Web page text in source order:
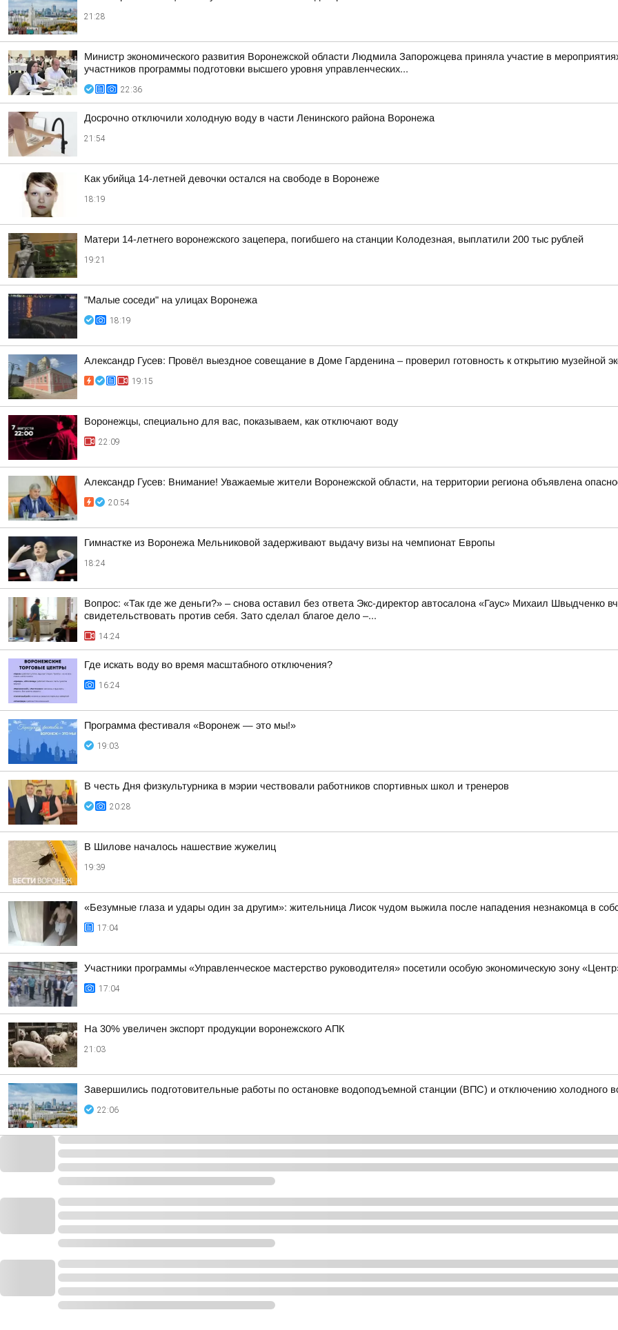
21:28
Министр экономического развития Воронежской области Людмила Запорожцева приняла участие в
участников программы подготовки высшего уровня управленческих...
22:36
Досрочно отключили холодную воду в части Ленинского района Воронежа
21:54
Как убийца 14-летней девочки остался на свободе в Воронеже
18:19
Матери 14-летнего воронежского зацепера, погибшего на станции Колодезная, выплатили 200 тыс рублей
19:21
"Малые соседи" на улицах Воронежа
18:19
Александр Гусев: Провёл выездное совещание в Доме Гарденина – проверил готовность к открытию музейной
19:15
Воронежцы, специально для вас, показываем, как отключают воду
22:09
Александр Гусев: Внимание! Уважаемые жители Воронежской области, на территории региона объявлена
20:54
Гимнастке из Воронежа Мельниковой задерживают выдачу визы на чемпионат Европы
18:24
Вопрос: «Так где же деньги?» – снова оставил без ответа Экс-директор автосалона «Гаус» Михаил
свидетельствовать против себя. Зато сделал благое дело –...
14:24
Где искать воду во время масштабного отключения?
16:24
Программа фестиваля «Воронеж — это мы!»
19:03
В честь Дня физкультурника в мэрии чествовали работников спортивных школ и тренеров
20:28
В Шилове началось нашествие жужелиц
19:39
«Безумные глаза и удары один за другим»: жительница Лисок чудом выжила после нападения незнакомца в
17:04
Участники программы «Управленческое мастерство руководителя» посетили особую экономическую зону
17:04
На 30% увеличен экспорт продукции воронежского АПК
21:03
Завершились подготовительные работы по остановке водоподъемной станции (ВПС) и отключению холодного
22:06